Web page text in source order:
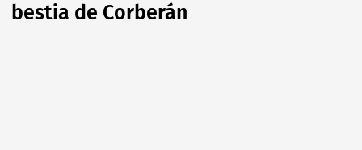
bestia de Corberán